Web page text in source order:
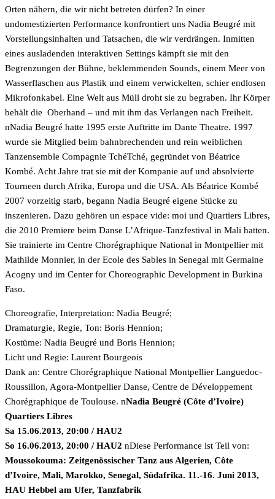
Orten nähern, die wir nicht betreten dürfen? In einer
undomestizierten Performance konfrontiert uns Nadia Beugré mit
Vorstellungsinhalten und Tatsachen, die wir verdrängen. Inmitten
eines ausladenden interaktiven Settings kämpft sie mit den
Begrenzungen der Bühne, beklemmenden Sounds, einem Meer von
Wasserflaschen aus Plastik und einem verwickelten, schier endlosen
Mikrofonkabel. Eine Welt aus Müll droht sie zu begraben. Ihr Körper
behält die Oberhand – und mit ihm das Verlangen nach Freiheit.
nNadia Beugré hatte 1995 erste Auftritte im Dante Theatre. 1997
wurde sie Mitglied beim bahnbrechenden und rein weiblichen
Tanzensemble Compagnie TchéTché, gegründet von Béatrice
Kombé. Acht Jahre trat sie mit der Kompanie auf und absolvierte
Tourneen durch Afrika, Europa und die USA. Als Béatrice Kombé
2007 vorzeitig starb, begann Nadia Beugré eigene Stücke zu
inszenieren. Dazu gehören un espace vide: moi und Quartiers Libres,
die 2010 Premiere beim Danse L’Afrique-Tanzfestival in Mali hatten.
Sie trainierte im Centre Chorégraphique National in Montpellier mit
Mathilde Monnier, in der Ecole des Sables in Senegal mit Germaine
Acogny und im Center for Choreographic Development in Burkina
Faso.
Choreografie, Interpretation: Nadia Beugré;
Dramaturgie, Regie, Ton: Boris Hennion;
Kostüme: Nadia Beugré und Boris Hennion;
Licht und Regie: Laurent Bourgeois
Dank an: Centre Chorégraphique National Montpellier Languedoc-
Roussillon, Agora-Montpellier Danse, Centre de Développement
Chorégraphique de Toulouse. nNadia Beugré (Côte d’Ivoire)
Quartiers Libres
Sa 15.06.2013, 20:00 / HAU2
So 16.06.2013, 20:00 / HAU2 nDiese Performance ist Teil von:
Moussokouma: Zeitgenössischer Tanz aus Algerien, Côte
d’Ivoire, Mali, Marokko, Senegal, Südafrika. 11.-16. Juni 2013,
HAU Hebbel am Ufer, Tanzfabrik